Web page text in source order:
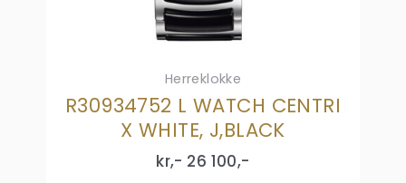
Herreklokke
R30934752 L WATCH CENTRI
X WHITE, J,BLACK
kr,- 26 100,-